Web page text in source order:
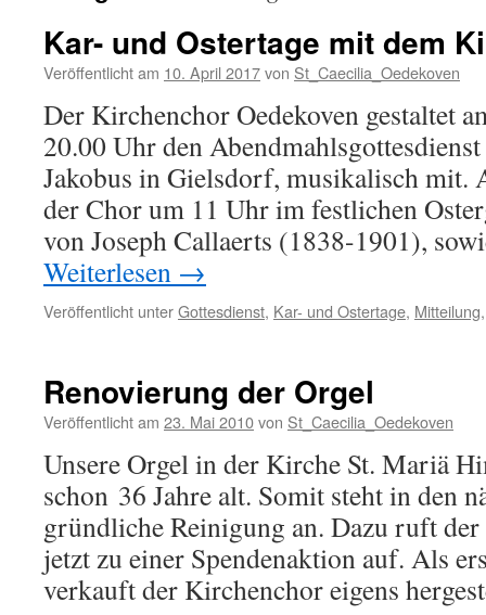
Kar- und Ostertage mit dem
Veröffentlicht am 10. April 2017von St_Caecilia_Oedekoven
Der Kirchenchor Oedekoven gestaltet
20.00 Uhr den
Jakobus in Gielsdorf, musikalisch mit.
der Chor um 11 Uhr im festlichen
von Joseph Callaerts (1838-1901),
Weiterlesen →
Veröffentlicht unterGottesdienst, Kar- und Ostertage, Mitteilung
Renovierung der Orgel
Veröffentlicht am 23. Mai 2010von St_Caecilia_Oedekoven
Unsere Orgel in der Kirche St. Mariä
schon 36 Jahre alt. Somit steht in den
gründliche Reinigung an. Dazu ruft
jetzt zu einer Spendenaktion auf. Als
verkauft der Kirchenchor eigens